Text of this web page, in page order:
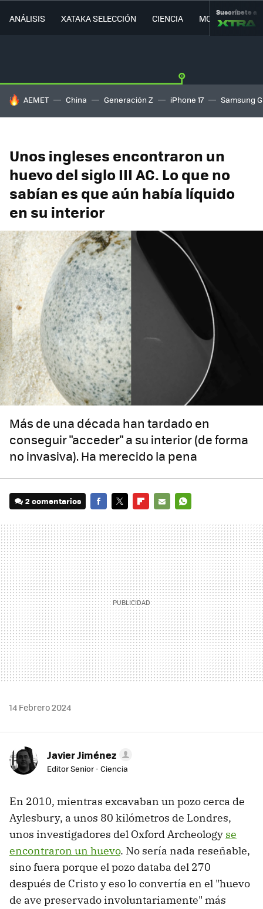
ANÁLISIS XATAKA SELECCIÓN CIENCIA MOVILIDAD
Suscríbete a
HOY SE HABLA DE
AEMET China Generación Z iPhone 17 Samsung
Unos ingleses encontraron un
huevo del siglo III AC. Lo que no
sabían es que aún había líquido
en su interior
Más de una década han tardado en
conseguir "acceder" a su interior (de forma
no invasiva). Ha merecido la pena
2 comentarios
MAIL
14 Febrero 2024
Javier Jiménez
Editor Senior - Ciencia
En 2010, mientras excavaban un pozo cerca de
Aylesbury, a unos 80 kilómetros de Londres,
unos investigadores del Oxford Archeology se
encontraron un huevo. No sería nada reseñable,
sino fuera porque el pozo databa del 270
después de Cristo y eso lo convertía en el "huevo
de ave preservado involuntariamente" más